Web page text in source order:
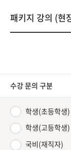
패키지 강의 (현
수강 문의 구분
학생(초등학생)
학생(고등학생)
국비(재직자)